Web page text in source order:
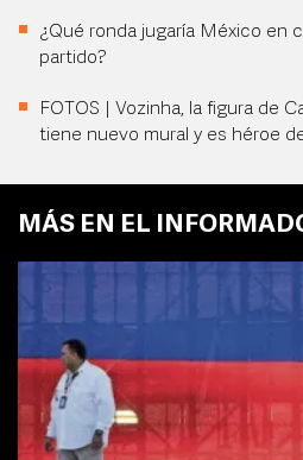
¿Qué ronda jugaría México en
partido?
FOTOS | Vozinha, la figura de
tiene nuevo mural y es héroe
MÁS EN EL